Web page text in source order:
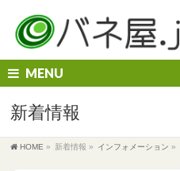
MENU
新着情報
HOME » 新着情報 » インフォメーション »